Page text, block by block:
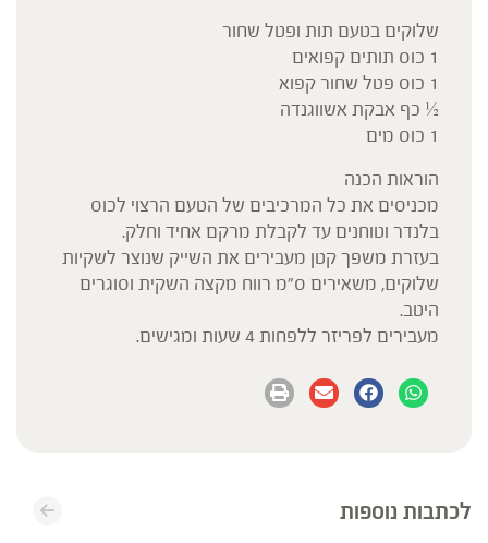
שלוקים בטעם תות ופטל שחור
1 כוס תותים קפואים
1 כוס פטל שחור קפוא
½ כף אבקת אשווגנדה
1 כוס מים
הוראות הכנה
מכניסים את כל המרכיבים של הטעם הרצוי לכוס
בלנדר וטוחנים עד לקבלת מרקם אחיד וחלק.
בעזרת משפך קטן מעבירים את השייק שנוצר לשקיות
שלוקים, משאירים ס”מ רווח מקצה השקית וסוגרים
היטב.
מעבירים לפריזר ללפחות 4 שעות ומגישים.
לכתבות נוספות